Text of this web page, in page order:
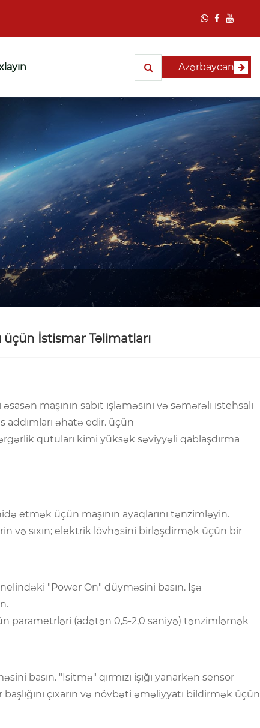
Azərbaycan
İstismar Təlimatları
maşının sabit işləməsini və səmərəli istehsalı
addımları əhatə edir. üçün
qutuları kimi yüksək səviyyəli qablaşdırma
etmək üçün maşının ayaqlarını tənzimləyin.
və sıxın; elektrik lövhəsini birləşdirmək üçün bir
"Power On" düyməsini basın. İşə
parametrləri (adətən 0,5-2,0 saniyə) tənzimləmək
basın. "İsitmə" qırmızı işığı yanarkən sensor
başlığını çıxarın və növbəti əməliyyatı bildirmək üçün